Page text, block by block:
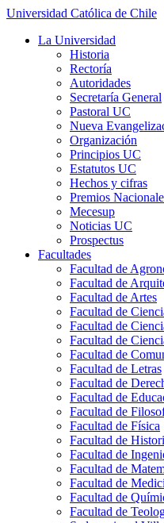
Universidad Católica de Chile
La Universidad
Historia
Rectoría
Autoridades
Secretaría General
Pastoral UC
Nueva
Organización
Principios UC
Estatutos UC
Hechos y cifras
Premios
Mecesup
Noticias UC
Prospectus
Facultades
Facultad de
Facultad de
Facultad de Artes
Facultad de
Facultad de
Facultad de
Facultad de
Facultad de Letras
Facultad de
Facultad de
Facultad de
Facultad de Física
Facultad de
Facultad de
Facultad de
Facultad de
Facultad de
Facultad de